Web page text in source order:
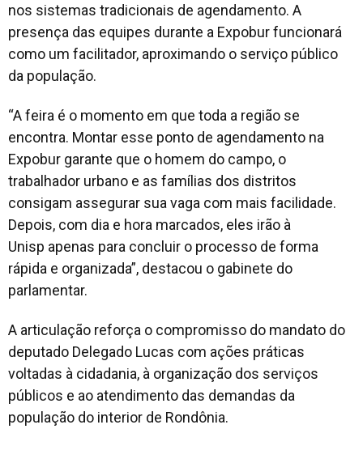
nos sistemas tradicionais de agendamento. A
presença das equipes durante a Expobur funcionará
como um facilitador, aproximando o serviço público
da população.
“A feira é o momento em que toda a região se
encontra. Montar esse ponto de agendamento na
Expobur garante que o homem do campo, o
trabalhador urbano e as famílias dos distritos
consigam assegurar sua vaga com mais facilidade.
Depois, com dia e hora marcados, eles irão à
Unisp apenas para concluir o processo de forma
rápida e organizada”, destacou o gabinete do
parlamentar.
A articulação reforça o compromisso do mandato do
deputado Delegado Lucas com ações práticas
voltadas à cidadania, à organização dos serviços
públicos e ao atendimento das demandas da
população do interior de Rondônia.